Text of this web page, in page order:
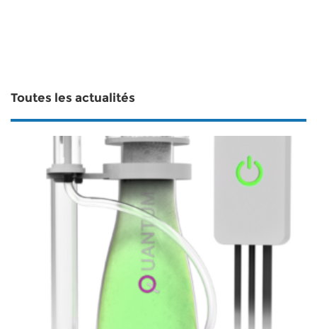
Toutes les actualités